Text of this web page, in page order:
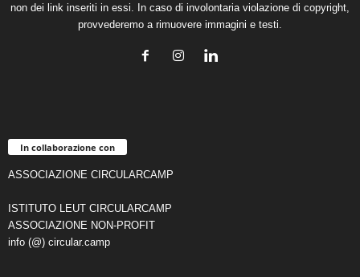
non dei link inseriti in essi. In caso di involontaria violazione di copyright,
provvederemo a rimuovere immagini e testi.
In collaborazione con
ASSOCIAZIONE CIRCULARCAMP
ISTITUTO LEUT CIRCULARCAMP
ASSOCIAZIONE NON-PROFIT
info (@) circular.camp